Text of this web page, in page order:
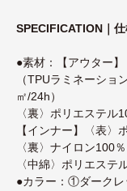
SPECIFICATION｜
●素材：【アウター
（TPUラミネーシ
㎡/24h）
〈裏〉ポリエステル
【インナー】〈表〉
〈裏〉ナイロン100％
〈中綿〉ポリエス
●カラー：①ダーク